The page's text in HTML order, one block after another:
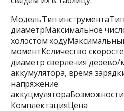
МодельТип
диаметрМаксимальное
холостом
моментКоличество
диаметр сверления дерево/
аккумулятора, время
напряжение
КомплектацияЦена